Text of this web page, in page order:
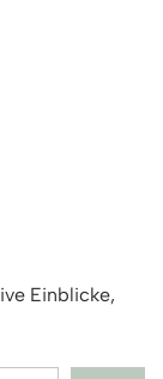
Einblicke,